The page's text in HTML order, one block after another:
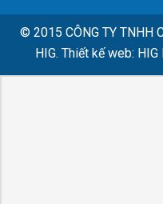
© 2015 CÔNG TY TNHH
HIG. Thiết kế web: